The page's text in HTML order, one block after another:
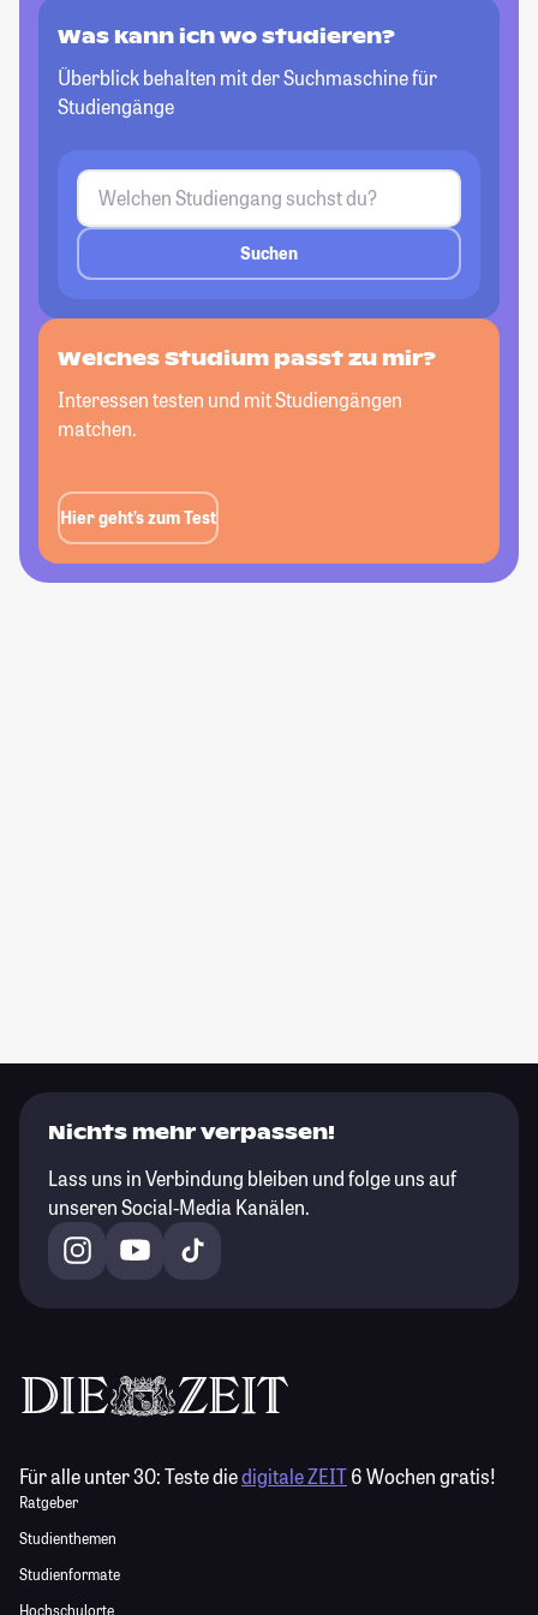
Was kann ich wo studieren?
Überblick behalten mit der Suchmaschine für
Studiengänge
Suchen
Welches Studium passt zu mir?
Interessen testen und mit Studiengängen
matchen.
Hier geht’s zum Test
Nichts mehr verpassen!
Lass uns in Verbindung bleiben und folge uns auf
unseren Social-Media Kanälen.
Für alle unter 30:Teste diedigitale ZEIT6 Wochen gratis!
Ratgeber
Studienthemen
Studienformate
Hochschulorte